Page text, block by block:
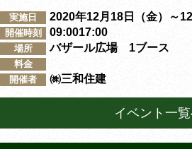
実施日 2020年12月18日（金）～
開催時刻 09:0017:00
場所 バザール広場 1ブース
料金
開催者
㈱三和住建
イベント一